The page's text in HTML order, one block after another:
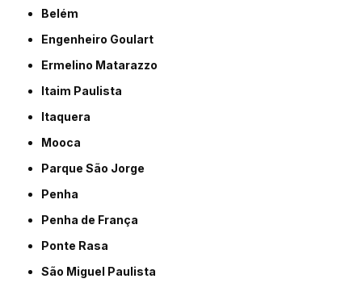
Belém
Engenheiro Goulart
Ermelino Matarazzo
Itaim Paulista
Itaquera
Mooca
Parque São Jorge
Penha
Penha de França
Ponte Rasa
São Miguel Paulista